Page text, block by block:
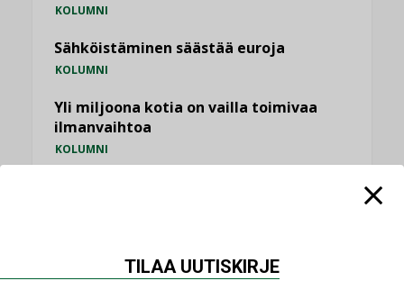
KOLUMNI
Sähköistäminen säästää euroja
KOLUMNI
Yli miljoona kotia on vailla toimivaa
ilmanvaihtoa
KOLUMNI
Vesi- ja viemärimitoittaminen on
jämähtänyt ajassa paikalleen
TILAA UUTISKIRJE